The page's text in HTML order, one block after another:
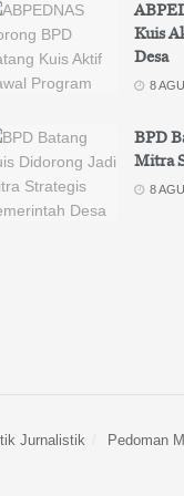
Kuis
Desa
8
BPD
Mitra
8
Jurnalistik Pedoman